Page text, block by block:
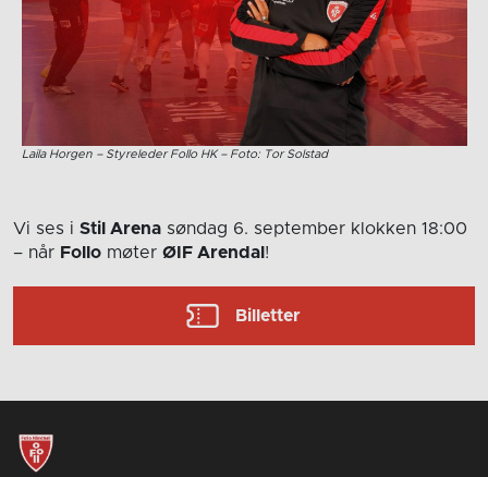
Laila Horgen – Styreleder Follo HK – Foto: Tor Solstad
Vi ses i Stil Arena søndag 6. september klokken 18:00
– når Follo møter ØIF Arendal !
Billetter